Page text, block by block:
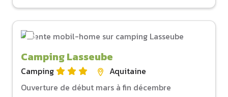
Camping Lasseube
Camping
Aquitaine
Ouverture de début mars à fin décembre